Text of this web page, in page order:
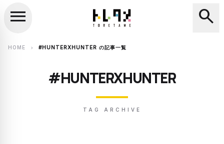
search
menu search
HOME chevron_right #HUNTERXHUNTER の記事一覧
#HUNTERXHUNTER
TAG ARCHIVE